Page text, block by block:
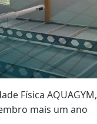
Física AQUAGYM,
mais um ano